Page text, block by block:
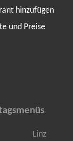
hinzufügen
und Preise
Linz